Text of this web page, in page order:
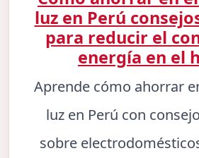
luz en Perú
para reducir el
energía en el
Aprende cómo ahorrar
luz en Perú con
sobre